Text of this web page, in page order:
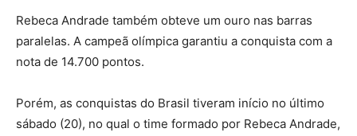
Rebeca Andrade também obteve um ouro nas barras
paralelas. A campeã olímpica garantiu a conquista com a
nota de 14.700 pontos.
Porém, as conquistas do Brasil tiveram início no último
sábado (20), no qual o time formado por Rebeca Andrade,